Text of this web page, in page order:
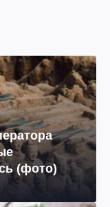
(фото)